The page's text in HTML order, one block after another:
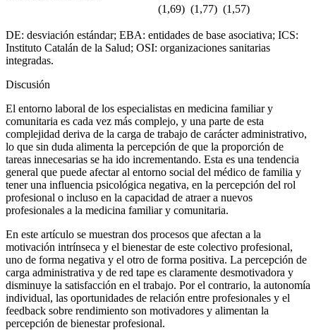
(1,69) (1,77) (1,57)
DE: desviación estándar; EBA: entidades de base asociativa; ICS:
Instituto Catalán de la Salud; OSI: organizaciones sanitarias
integradas.
Discusión
El entorno laboral de los especialistas en medicina familiar y
comunitaria es cada vez más complejo, y una parte de esta
complejidad deriva de la carga de trabajo de carácter administrativo,
lo que sin duda alimenta la percepción de que la proporción de
tareas innecesarias se ha ido incrementando. Esta es una tendencia
general que puede afectar al entorno social del médico de familia y
tener una influencia psicológica negativa, en la percepción del rol
profesional o incluso en la capacidad de atraer a nuevos
profesionales a la medicina familiar y comunitaria.
En este artículo se muestran dos procesos que afectan a la
motivación intrínseca y el bienestar de este colectivo profesional,
uno de forma negativa y el otro de forma positiva. La percepción de
carga administrativa y de red tape es claramente desmotivadora y
disminuye la satisfacción en el trabajo. Por el contrario, la autonomía
individual, las oportunidades de relación entre profesionales y el
feedback sobre rendimiento son motivadores y alimentan la
percepción de bienestar profesional.